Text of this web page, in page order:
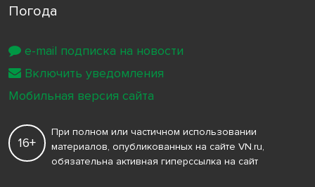
Погода
16+
При полном или частичном использовании
материалов, опубликованных на сайте VN.ru,
обязательна активная гиперссылка на сайт
e-mail подписка на новости
Включить уведомления
Мобильная версия сайта